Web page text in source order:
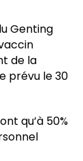
Genting
de la
prévu le 30
qu’à 50%